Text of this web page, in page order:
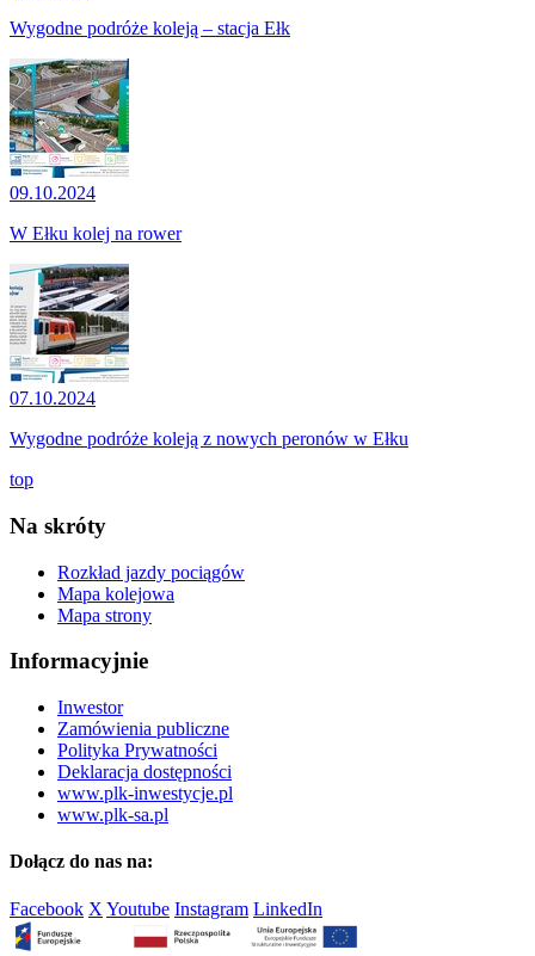
Wygodne podróże koleją – stacja Ełk
09.10.2024
W Ełku kolej na rower
07.10.2024
Wygodne podróże koleją z nowych peronów w Ełku
top
Na skróty
Rozkład jazdy pociągów
Mapa kolejowa
Mapa strony
Informacyjnie
Inwestor
Zamówienia publiczne
Polityka Prywatności
Deklaracja dostępności
www.plk-inwestycje.pl
www.plk-sa.pl
Dołącz do nas na:
Facebook X Youtube Instagram LinkedIn